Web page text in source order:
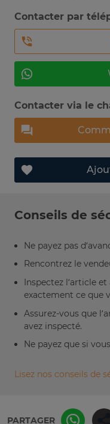
Contacter par
Contacter via le
Conseils de
Ne payez pas
Rencontrez le
Inspectez l’article et
exactement ce que
Assurez-vous que
avez inspecté.
Ne payez que si
Lisez nos conseils de
PARTAGER